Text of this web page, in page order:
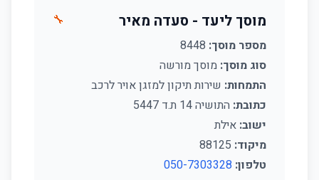
מוסך ליעד - סעדה מאיר
מספר מוסך:
סוג מוסך: מוסך מורשה
התמחות: שירות תיקון למזגן אויר לרכב
כתובת: התושיה 14 ת.ד 5447
ישוב: אילת
מיקוד:
טלפון: 050-7303328
🔧